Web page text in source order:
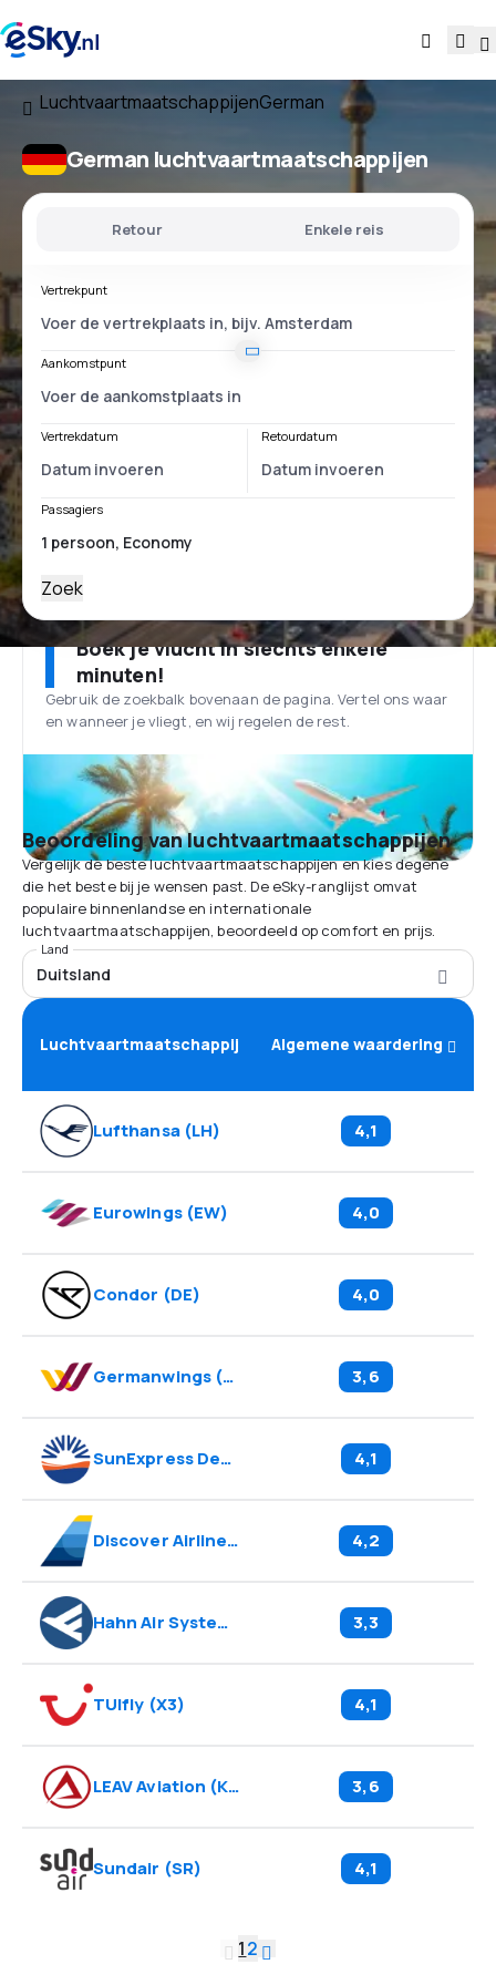
LuchtvaartmaatschappijenGerman
German luchtvaartmaatschappijen
Retour Enkele reis
Vertrekpunt
Aankomstpunt
Vertrekdatum Retourdatum
Passagiers
Zoek
Boek je vlucht in slechts enkele
minuten!
Gebruik de zoekbalk bovenaan de pagina. Vertel ons waar
en wanneer je vliegt, en wij regelen de rest.
Beoordeling van luchtvaartmaatschappijen
Vergelijk de beste luchtvaartmaatschappijen en kies degene
die het beste bij je wensen past. De eSky-ranglijst omvat
populaire binnenlandse en internationale
luchtvaartmaatschappijen, beoordeeld op comfort en prijs.
Land
Duitsland
Luchtvaartmaatschappij Algemene waardering
Lufthansa(LH) 4,1
Eurowings(EW) 4,0
Condor (DE) 4,0
Germanwings(4U 3,6
SunExpress Deutschland XG) 4,1
Discover Airlines( 4,2
Hahn Air Systems 3,3
TUIfly (X3) 4,1
LEAV Aviation (KK 3,6
Sundair (SR) 4,1
12